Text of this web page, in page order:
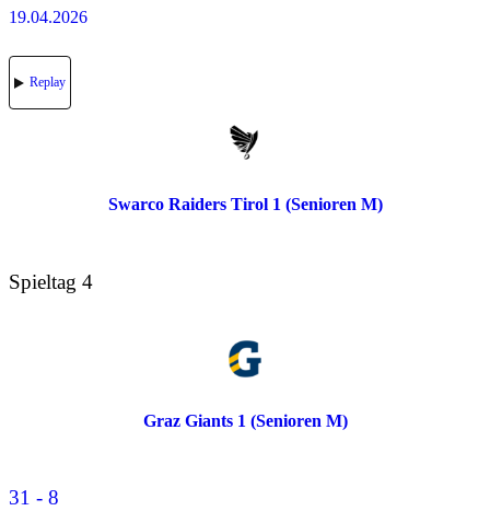
19.04.2026
Replay
Swarco Raiders Tirol 1 (Senioren M)
Spieltag 4
Graz Giants 1 (Senioren M)
31 - 8